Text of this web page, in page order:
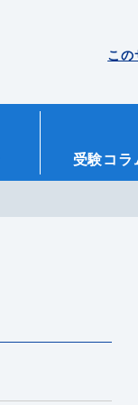
この
受験コラ